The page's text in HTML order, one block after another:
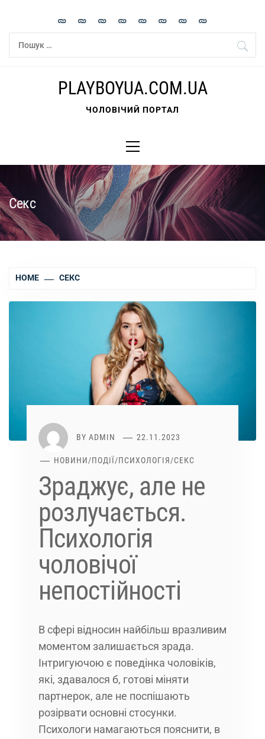
content
Пошук:
PLAYBOYUA.COM.UA
ЧОЛОВІЧИЙ ПОРТАЛ
Menu
Секс
HOME СЕКС
BY ADMIN 22.11.2023
НОВИНИ/ПОДІЇ/ПСИХОЛОГІЯ/СЕКС
Зраджує, але не
розлучається.
Психологія
чоловічої
непостійності
В сфері відносин найбільш вразливим
моментом залишається зрада.
Інтригуючою є поведінка чоловіків,
які, здавалося б, готові міняти
партнерок, але не поспішають
розірвати основні стосунки.
Психологи намагаються пояснити, в